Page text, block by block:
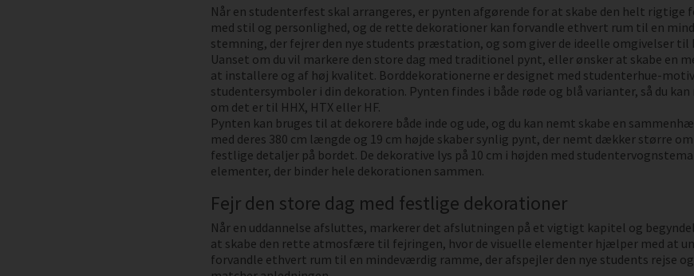
Når en studenterfest skal arrangeres, er pynten afgørende for at skabe den helt
med stil og personlighed, og de rette dekorationer kan forvandle ethvert rum til en
stemning, der fejrer den nye students præstation, og som giver de ideelle omgivelser til
Uanset om du vil markere den store dag med traditionel pynt, eller ønsker at skabe en
at installere og af høj kvalitet. Borddekorationerne er designet med studenterhue-
studentersymboler i din dekoration. Pynten findes i både røde og blå varianter, så du
om det er til HHX, HTX eller HF.
Pynten kan bruges til at dekorere både inde og ude, og du kan nemt skabe en
med deres 380 cm længde og 19 cm højde skaber synlig pynt, der nemt dækker større
festlige detaljer på bordet. De dekorative lys på 10 cm i højden med
elementer, der binder hele dekorationen sammen.
Fejr den store dag med festlige dekorationer
Når en uddannelse afsluttes, markerer det afslutningen på et vigtigt kapitel og
at skabe den rette atmosfære til fejringen, hvor de visuelle elementer hjælper med at
forvandle ethvert rum til en mindeværdig ramme, der afspejler den nye students rejse